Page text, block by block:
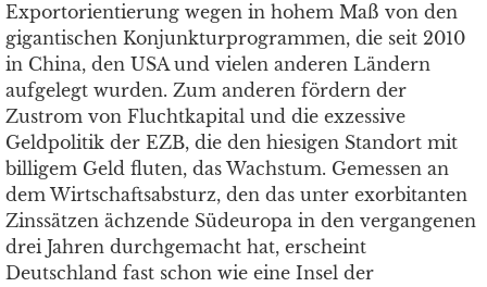
Exportorientierung wegen in hohem Maß von den
gigantischen Konjunkturprogrammen, die seit 2010
in China, den USA und vielen anderen Ländern
aufgelegt wurden. Zum anderen fördern der
Zustrom von Fluchtkapital und die exzessive
Geldpolitik der EZB, die den hiesigen Standort mit
billigem Geld fluten, das Wachstum. Gemessen an
dem Wirtschaftsabsturz, den das unter exorbitanten
Zinssätzen ächzende Südeuropa in den vergangenen
drei Jahren durchgemacht hat, erscheint
Deutschland fast schon wie eine Insel der